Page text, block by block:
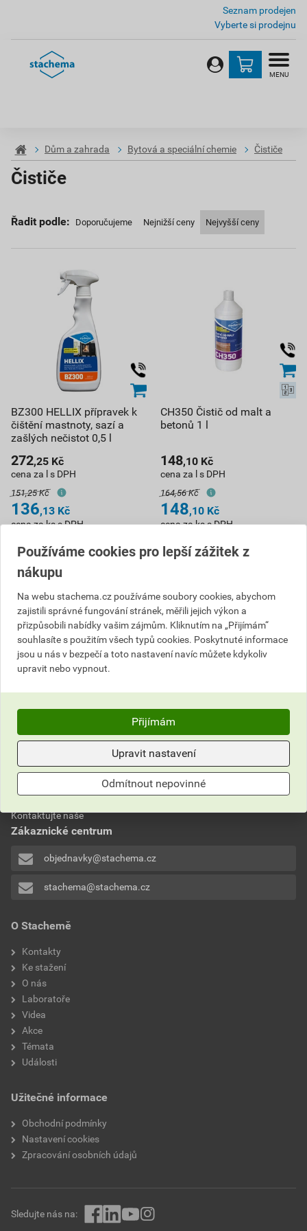
Seznam prodejen
Vyberte si prodejnu
MENU
Dům a zahrada Bytová a speciální chemie Čističe
Čističe
Řadit podle: Doporučujeme Nejnižší ceny Nejvyšší ceny
BZ300 HELLIX přípravek k
čištění mastnoty, sazí a
zašlých nečistot 0,5 l
272,25 Kč
cena za l s DPH
151,25 Kč
136,13 Kč
cena za ks s DPH
Vyberte si prodejnu
Skladem v (1) prodejnách
Do košíku
do košíku přidáte 0,5 l
136,13
celkem s DPH
CH350 Čistič od malt a
betonů 1 l
148,10 Kč
cena za l s DPH
164,56 Kč
148,10 Kč
cena za ks s DPH
Vyberte si prodejnu
Skladem v (1) prodejnách
ks
Do košíku
do košíku přidáte 1 l
celkem s DPH
O Stachemě
Kontakty
Ke stažení
O nás
Laboratoře
Videa
Akce
Témata
Události
Užitečné informace
Obchodní podmínky
Nastavení cookies
Zpracování osobních údajů
Nevíte si rady?
Často kladené otázky
Kontaktujte naše
Zákaznické centrum
objednavky@stachema.cz
stachema@stachema.cz
Sledujte nás na:
Používáme cookies pro lepší zážitek z
nákupu
Na webu stachema.cz používáme soubory cookies, abychom
zajistili správné fungování stránek, měřili jejich výkon a
přizpůsobili nabídky vašim zájmům. Kliknutím na „Přijímám“
souhlasíte s použitím všech typů cookies. Poskytnuté informace
jsou u nás v bezpečí a toto nastavení navíc můžete kdykoliv
upravit nebo vypnout.
Přijímám
Upravit nastavení
Odmítnout nepovinné